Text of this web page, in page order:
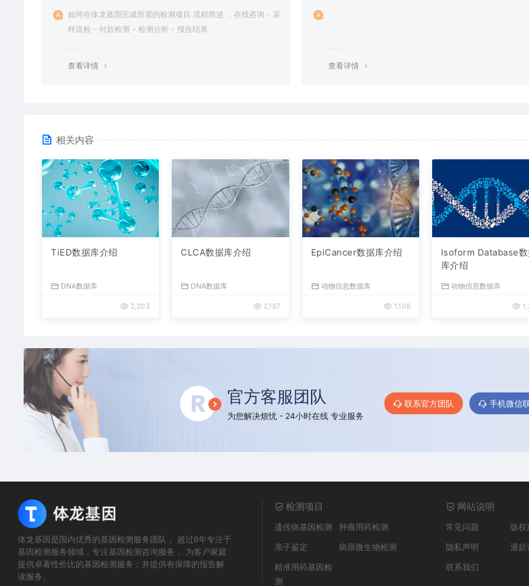
如何在体龙基因完成所需的检测项目 流程简述 ：在线咨询 - 采
样送检 - 付款检测 - 检测分析 - 报告结果
查看详情 查看详情
相关内容
TiED数据库介绍
DNA数据库
2,203
CLCA数据库介绍
DNA数据库
2,187
EpiCancer数据库介绍
动物信息数据库
1,108
Isoform Database
库介绍
动物信息数据库
官方客服团队
为您解决烦忧 - 24小时在线 专业服务
联系官方团队 手机微信
体龙基因是国内优秀的基因检测服务团队， 超过8年专注于
基因检测服务领域，专注基因检测咨询服务， 为客户家庭
提供卓著性价比的基因检测服务；并提供有保障的报告解
读服务。
检测项目
遗传病基因检测
肿瘤用药检测
亲子鉴定
病原微生物检测
精准用药基因检
测
网站说明
常见问题
版权
隐私声明
退款
联系我们